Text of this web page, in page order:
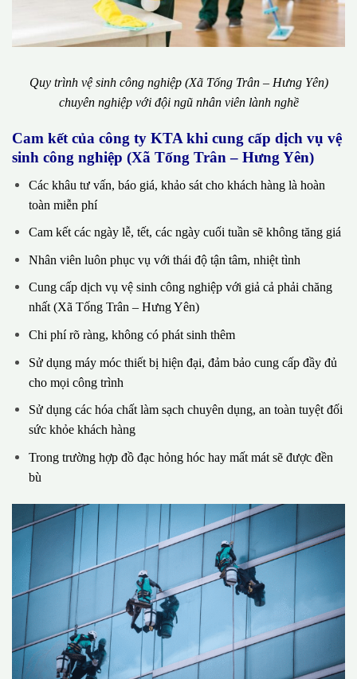
Quy trình vệ sinh công nghiệp (Xã Tống Trân – Hưng Yên)
chuyên nghiệp với đội ngũ nhân viên lành nghề
Cam kết của công ty KTA khi cung cấp dịch vụ vệ
sinh công nghiệp (Xã Tống Trân – Hưng Yên)
Các khâu tư vấn, báo giá, khảo sát cho khách hàng là hoàn
toàn miễn phí
Cam kết các ngày lễ, tết, các ngày cuối tuần sẽ không tăng giá
Nhân viên luôn phục vụ với thái độ tận tâm, nhiệt tình
Cung cấp dịch vụ vệ sinh công nghiệp với giả cả phải chăng
nhất (Xã Tống Trân – Hưng Yên)
Chi phí rõ ràng, không có phát sinh thêm
Sử dụng máy móc thiết bị hiện đại, đảm bảo cung cấp đầy đủ
cho mọi công trình
Sử dụng các hóa chất làm sạch chuyên dụng, an toàn tuyệt đối
sức khỏe khách hàng
Trong trường hợp đồ đạc hỏng hóc hay mất mát sẽ được đền
bù